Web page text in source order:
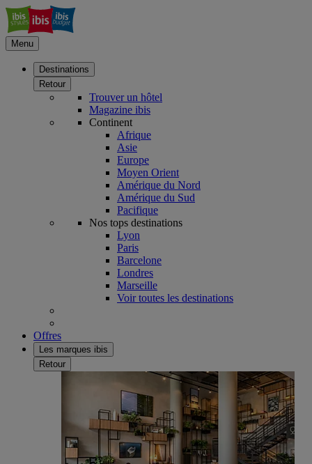
Menu
Destinations
Retour
Trouver un hôtel
Magazine ibis
Continent
Afrique
Asie
Europe
Moyen Orient
Amérique du Nord
Amérique du Sud
Pacifique
Nos tops destinations
Lyon
Paris
Barcelone
Londres
Marseille
Voir toutes les destinations
Offres
Les marques ibis
Retour